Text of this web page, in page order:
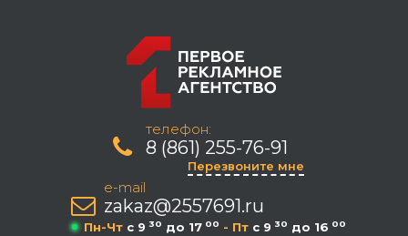
телефон:
8 (861) 255-76-91
Перезвоните мне
e-mail
zakaz@2557691.ru
Пн-Чт c 9 30 до 17 00 - Пт c 9 30 до 16 00